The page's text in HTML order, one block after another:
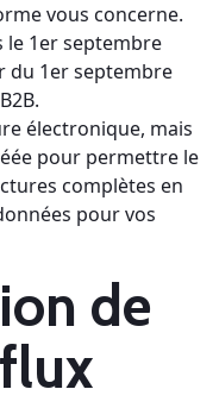
vous concerne.
le 1er septembre
du 1er septembre
électronique, mais
pour permettre le
complètes en
pour vos
de